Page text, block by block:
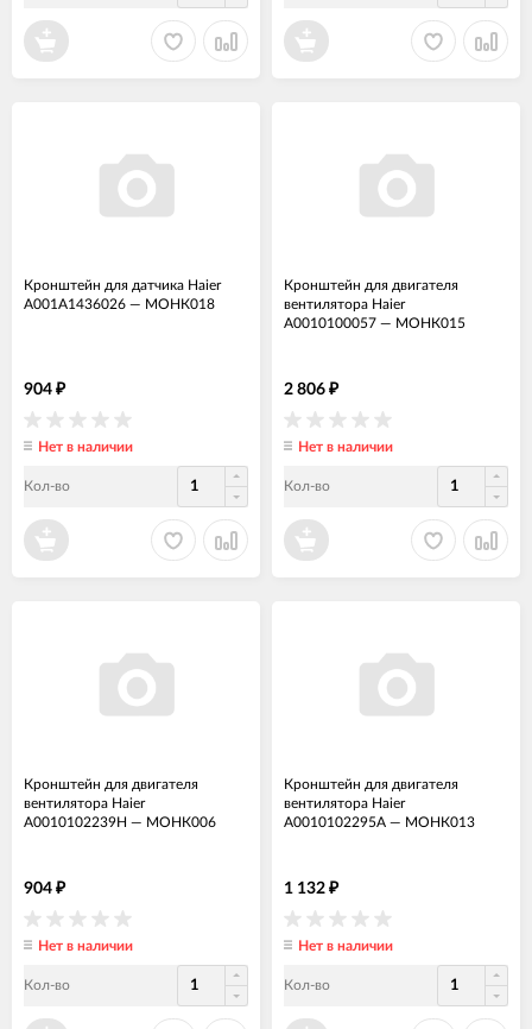
Кронштейн для датчика Haier
A001A1436026 — МОНК018
904 ₽
Нет в наличии
Кол-во
Кронштейн для двигателя
вентилятора Haier
A0010100057 — МОНК015
2 806 ₽
Нет в наличии
Кол-во
Кронштейн для двигателя
вентилятора Haier
A0010102239H — МОНК006
904 ₽
Нет в наличии
Кол-во
Кронштейн для двигателя
вентилятора Haier
A0010102295A — МОНК013
1 132 ₽
Нет в наличии
Кол-во